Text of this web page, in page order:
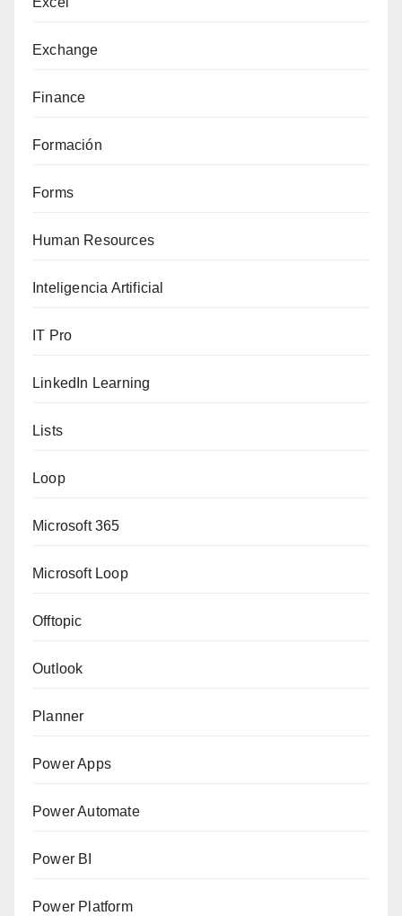
Exchange
Finance
Formación
Forms
Human Resources
Inteligencia Artificial
IT Pro
LinkedIn Learning
Lists
Loop
Microsoft 365
Microsoft Loop
Offtopic
Outlook
Planner
Power Apps
Power Automate
Power BI
Power Platform